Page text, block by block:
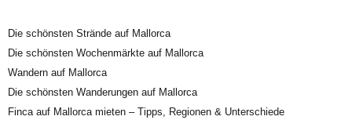
Die schönsten Strände auf Mallorca
Die schönsten Wochenmärkte auf Mallorca
Wandern auf Mallorca
Die schönsten Wanderungen auf Mallorca
Finca auf Mallorca mieten – Tipps, Regionen & Unterschiede